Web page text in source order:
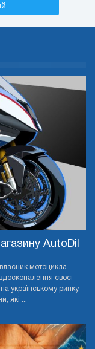
AutoDil
мотоцикла
своєї
українському ринку,
які ...